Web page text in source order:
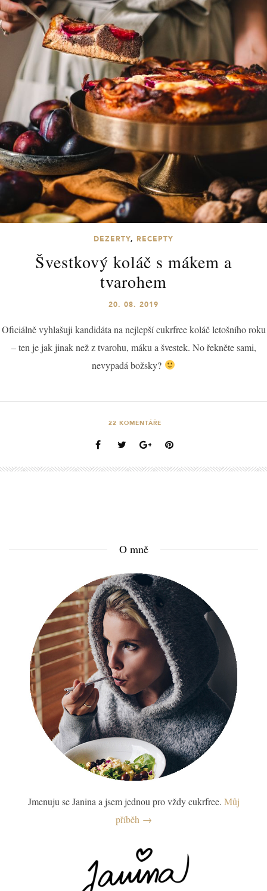
DEZERTY, RECEPTY
Švestkový koláč s mákem a
tvarohem
20. 08. 2019
Oficiálně vyhlašuji kandidáta na nejlepší cukrfree koláč letošního roku
– ten je jak jinak než z tvarohu, máku a švestek. No řekněte sami,
nevypadá božsky?
22 KOMENTÁŘE
O mně
Jmenuju se Janina a jsem jednou pro vždy cukrfree. Můj
příběh →